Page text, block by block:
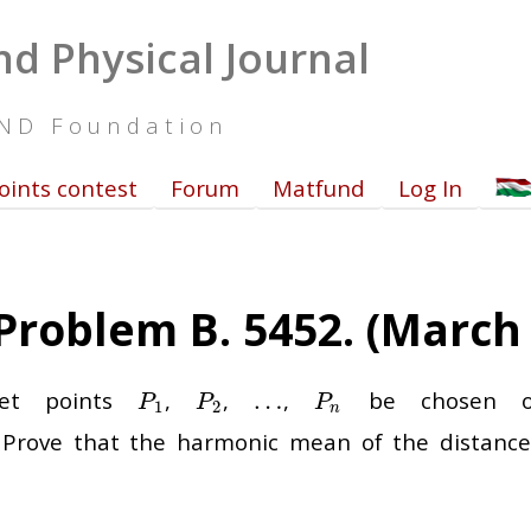
Physical Journal
Foundation
contest Forum Matfund Log In
B. 5452. (March
pointsP1
P1 ,P2
P2, …
… , Pn
Pn be chosen
that the harmonic mean of the